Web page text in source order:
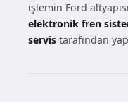
işlemin Ford
elektronik fren
servis tarafından